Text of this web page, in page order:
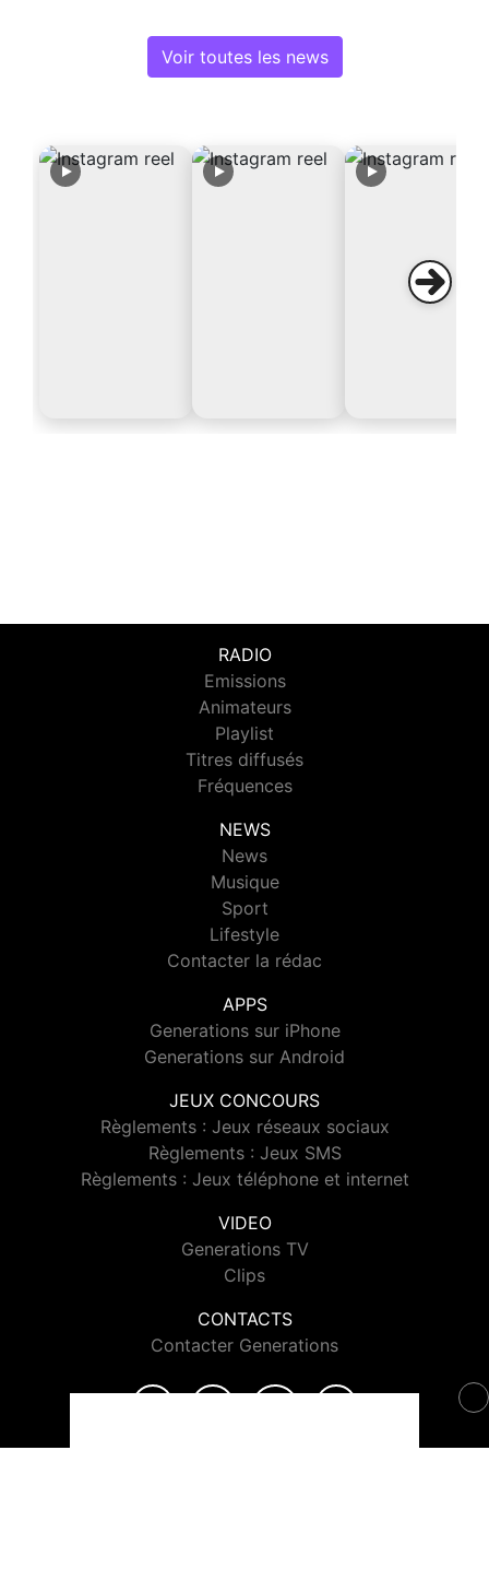
Voir toutes les news
RADIO
Emissions
Animateurs
Playlist
Titres diffusés
Fréquences
NEWS
News
Musique
Sport
Lifestyle
Contacter la rédac
APPS
Generations sur iPhone
Generations sur Android
JEUX CONCOURS
Règlements : Jeux réseaux sociaux
Règlements : Jeux SMS
Règlements : Jeux téléphone et internet
VIDEO
Generations TV
Clips
CONTACTS
Contacter Generations